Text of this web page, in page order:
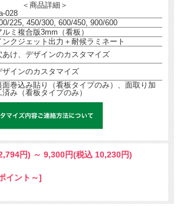
前に確認できて安心。
マイズイメージを送ります。ご納得いくまで何度も修正
いただけます。
＜商品詳細＞
028
225, 450/300, 600/450, 900/600
ルミ複合版3mm（看板）
ンクジェット出力＋耐候ラミネート
あけ、デザインのカスタマイズ
ザインのカスタマイズ
面巻込み貼り（看板タイプのみ）、面取り加
済み（看板タイプのみ）
円) ～ 9,300円(税込 10,230円)
イント～]